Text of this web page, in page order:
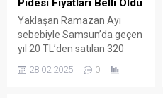
çarpan araçlara ile o...
Yaklaşan Ramazan Ayı
sebebiyle Samsun’da geçen
yıl 20 TL’den satılan 320
bu yıl 25 TL’den satışa
28.02.2025 0